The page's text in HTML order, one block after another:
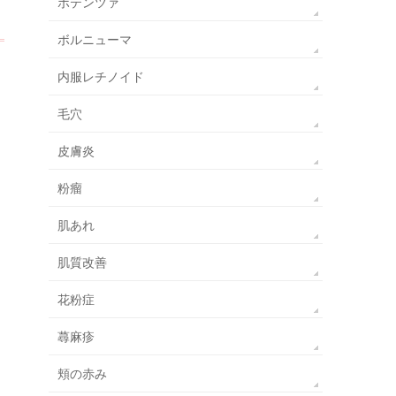
ポテンツァ
ボルニューマ
内服レチノイド
毛穴
皮膚炎
粉瘤
肌あれ
肌質改善
花粉症
蕁麻疹
頬の赤み